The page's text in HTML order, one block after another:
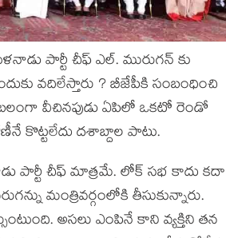
పార్టీ చీఫ్ ఎల్. మురుగన్ కు
వదిలేస్తారు ? బీజేపీకి సంబంధించి
వీచినపుడు ఏపిలో ఒకటో రెండో
కొట్టలేదు దశాబ్దాల పాటు.
పార్టీ చీఫ్ మాత్రమే. లోక్ సభ కాదు కదా
మంత్రివర్గంలోకి తీసుకున్నారు.
అసలు ఎంపినే కాని వ్యక్తిని తన